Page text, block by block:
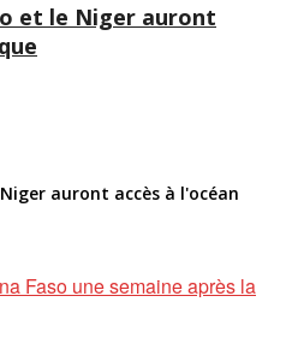
et le Niger auront
auront accès à l'océan